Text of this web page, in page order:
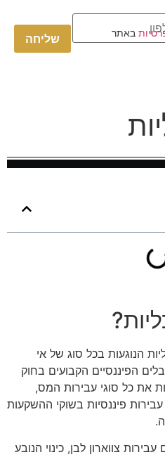
Please
leave
this
באתר
הנוגעות בכל סוג של אי
הפיננסיים הקבועים בחוק
את כל סוגי עבירות המס,
פיננסיות בשוקי ההשקעות
צווארון לבן, כינוי הנובע